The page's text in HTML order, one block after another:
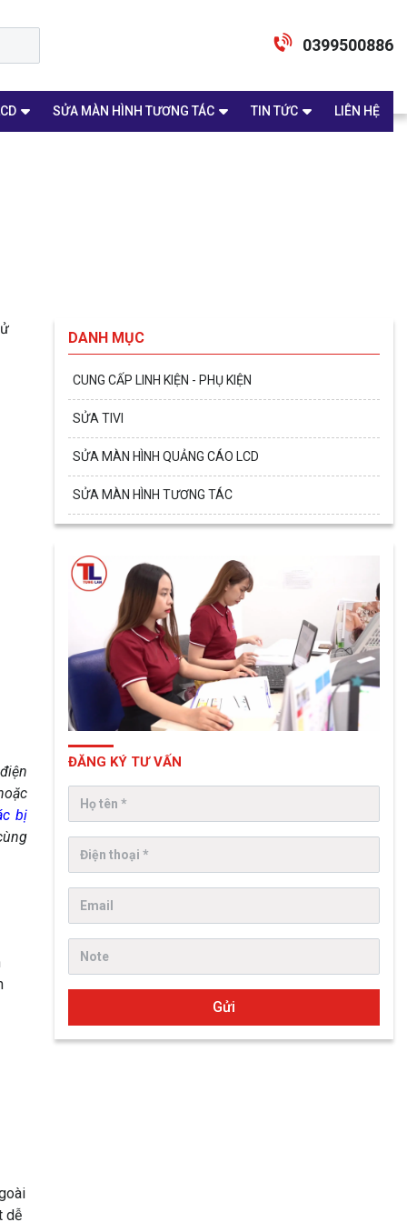
0399500886
SỬA MÀN HÌNH TƯƠNG TÁC TIN TỨC LIÊN HỆ
bị
dễ
DANH MỤC
CUNG CẤP LINH KIỆN - PHỤ KIỆN
SỬA TIVI
SỬA MÀN HÌNH QUẢNG CÁO LCD
SỬA MÀN HÌNH TƯƠNG TÁC
ĐĂNG KÝ TƯ VẤN
Gửi